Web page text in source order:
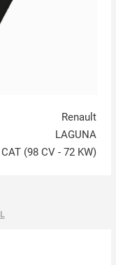
Renault
LAGUNA
(98 CV - 72 KW)